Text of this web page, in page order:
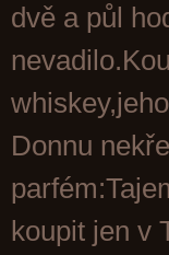
dvě a půl
Donnu
koupit jen v